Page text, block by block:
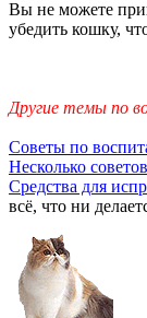
Вы не можете
убедить кошку,
Другие темы по
Советы по
Несколько
Средства для
всё, что ни